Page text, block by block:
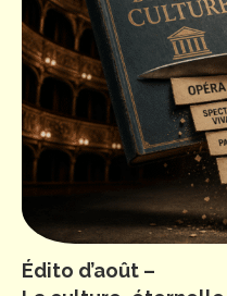
Édito d’août –